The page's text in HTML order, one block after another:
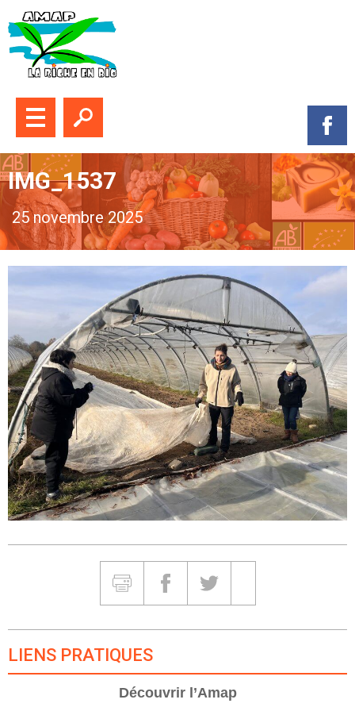
Ouvrir la recherche
IMG_1537
25 novembre 2025
ImprimerPartager sur Facebook
Partager sur Twitter
LIENS PRATIQUES
Découvrir l’Amap